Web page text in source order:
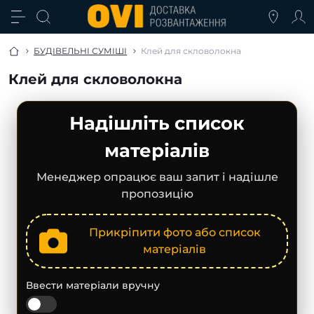
БУДІВЕЛЬНІ СУМІШІ Клей для скловолокна
Клей для скловолокна
Надішліть список
матеріалів
Менеджер опрацює ваш запит і надішле
пропозицію
Прикріпити фото або список
матеріалів
Ввести матеріали вручну